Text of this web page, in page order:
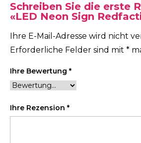
Schreiben Sie die erste
«LED Neon Sign
Ihre E-Mail-Adresse wird nicht
Erforderliche Felder sind mit *
Ihre Bewertung *
Ihre Rezension *